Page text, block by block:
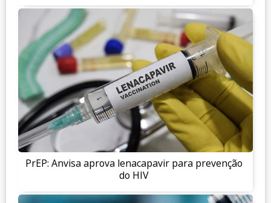
PrEP: Anvisa aprova lenacapavir para prevenção
do HIV